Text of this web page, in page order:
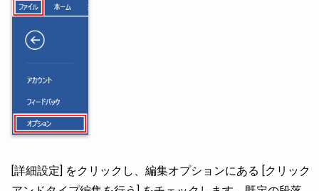
[詳細設定] をクリックし、編集オプションにある [クリック